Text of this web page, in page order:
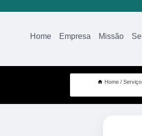
Home Empresa Missão
Home